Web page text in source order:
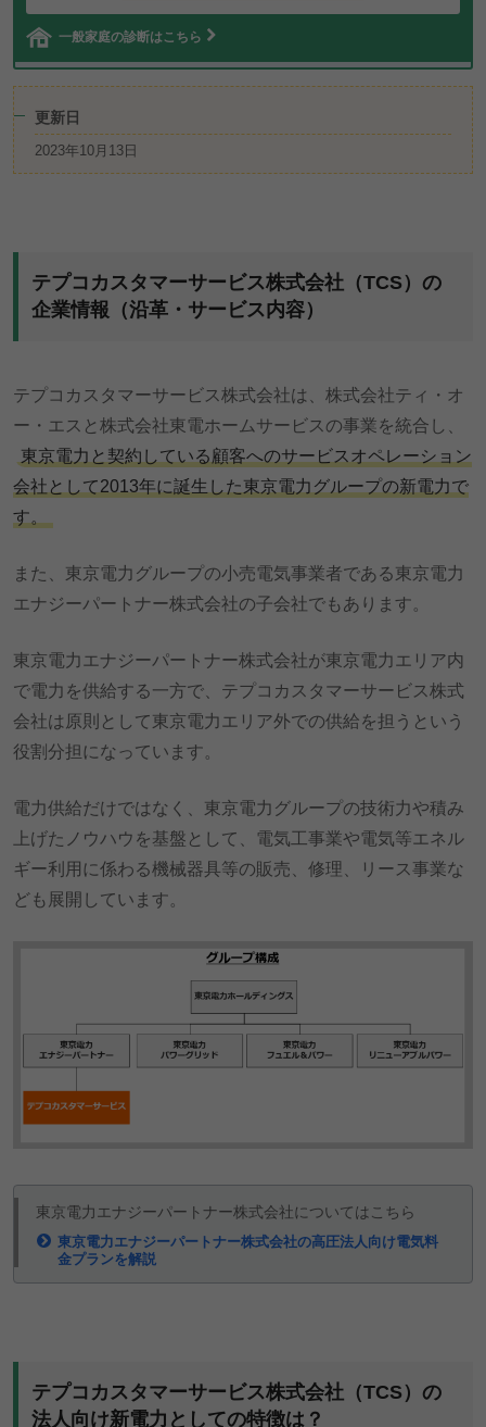
一般家庭の診断はこちら
更新日
2023年10月13日
テプコカスタマーサービス株式会社（TCS）の
企業情報（沿革・サービス内容）
テプコカスタマーサービス株式会社は、株式会社ティ・オ
ー・エスと株式会社東電ホームサービスの事業を統合し、
東京電力と契約している顧客へのサービスオペレーション
会社として2013年に誕生した東京電力グループの新電力で
す。
また、東京電力グループの小売電気事業者である東京電力
エナジーパートナー株式会社の子会社でもあります。
東京電力エナジーパートナー株式会社が東京電力エリア内
で電力を供給する一方で、テプコカスタマーサービス株式
会社は原則として東京電力エリア外での供給を担うという
役割分担になっています。
電力供給だけではなく、東京電力グループの技術力や積み
上げたノウハウを基盤として、電気工事業や電気等エネル
ギー利用に係わる機械器具等の販売、修理、リース事業な
ども展開しています。
東京電力エナジーパートナー株式会社についてはこちら
東京電力エナジーパートナー株式会社の高圧法人向け電気料
金プランを解説
テプコカスタマーサービス株式会社（TCS）の
法人向け新電力としての特徴は？